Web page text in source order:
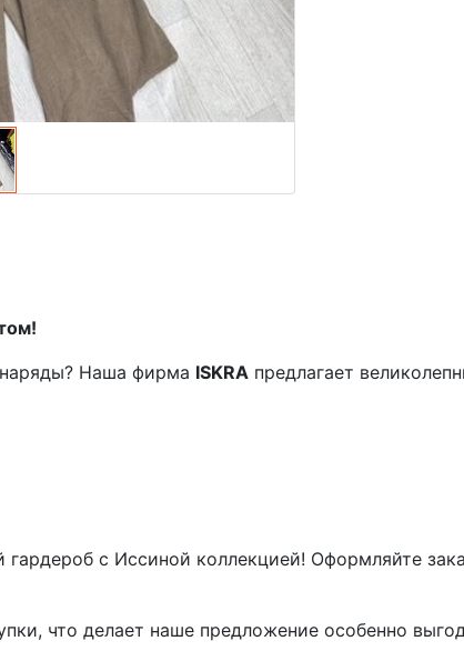
Наша фирма ISKRA предлагает
гардероб с Иссиной коллекцией! Оформляйте
что делает наше предложение особенно